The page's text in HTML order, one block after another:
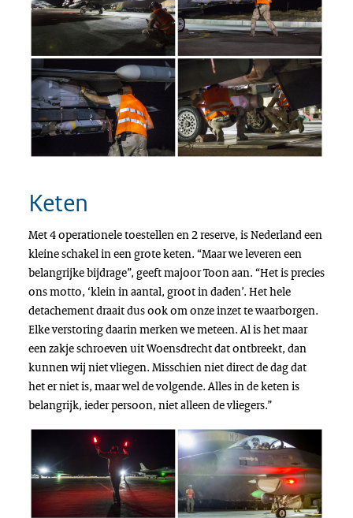
Keten
Met 4 operationele toestellen en 2 reserve, is Nederland een
kleine schakel in een grote keten. “Maar we leveren een
belangrijke bijdrage”, geeft majoor Toon aan. “Het is precies
ons motto, ‘klein in aantal, groot in daden’. Het hele
detachement draait dus ook om onze inzet te waarborgen.
Elke verstoring daarin merken we meteen. Al is het maar
een zakje schroeven uit Woensdrecht dat ontbreekt, dan
kunnen wij niet vliegen. Misschien niet direct de dag dat
het er niet is, maar wel de volgende. Alles in de keten is
belangrijk, ieder persoon, niet alleen de vliegers.”